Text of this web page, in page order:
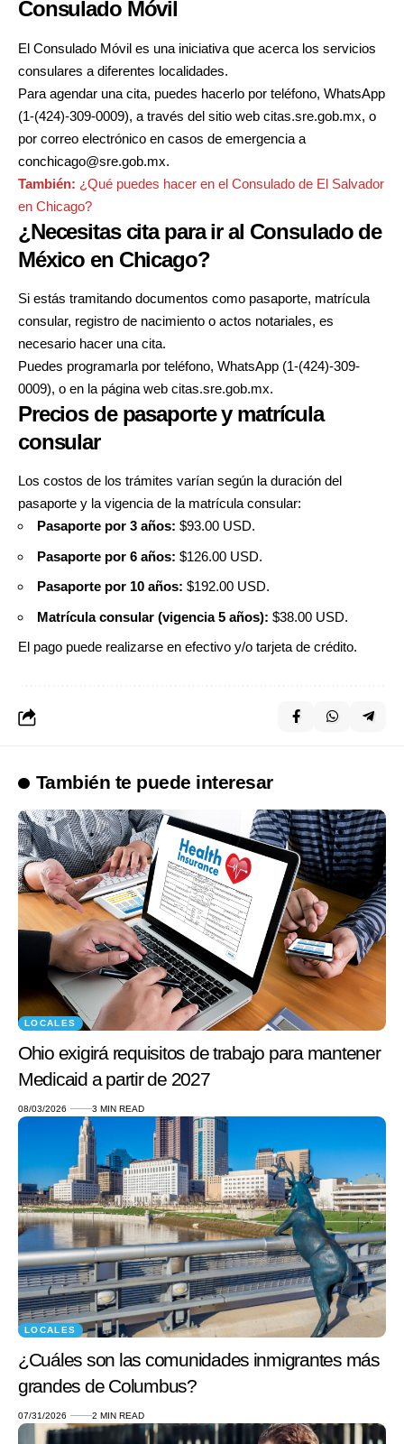
Consulado Móvil
El Consulado Móvil es una iniciativa que acerca los servicios
consulares a diferentes localidades.
Para agendar una cita, puedes hacerlo por teléfono, WhatsApp
(1-(424)-309-0009), a través del sitio web citas.sre.gob.mx, o
por correo electrónico en casos de emergencia a
conchicago@sre.gob.mx.
También: ¿Qué puedes hacer en el Consulado de El Salvador
en Chicago?
¿Necesitas cita para ir al Consulado de
México en Chicago?
Si estás tramitando documentos como pasaporte, matrícula
consular, registro de nacimiento o actos notariales, es
necesario hacer una cita.
Puedes programarla por teléfono, WhatsApp (1-(424)-309-
0009), o en la página web citas.sre.gob.mx.
Precios de pasaporte y matrícula
consular
Los costos de los trámites varían según la duración del
pasaporte y la vigencia de la matrícula consular:
Pasaporte por 3 años: $93.00 USD.
Pasaporte por 6 años: $126.00 USD.
Pasaporte por 10 años: $192.00 USD.
Matrícula consular (vigencia 5 años): $38.00 USD.
El pago puede realizarse en efectivo y/o tarjeta de crédito.
También te puede interesar
LOCALES
Ohio exigirá requisitos de trabajo para mantener
Medicaid a partir de 2027
08/03/2026 3 MIN READ
LOCALES
¿Cuáles son las comunidades inmigrantes más
grandes de Columbus?
07/31/2026 2 MIN READ